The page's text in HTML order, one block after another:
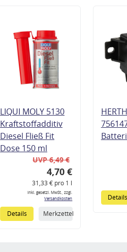
LIQUI MOLY 5130
Kraftstoffadditiv
Diesel Fließ Fit
Dose 150 ml
UVP 6,49 €
4,70 €
31,33 € pro 1 l
inkl. gesetzl. MwSt., zzgl.
Versandkosten
Details Merkzettel
Details